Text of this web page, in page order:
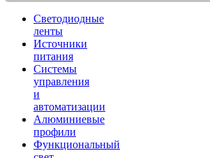
Светодиодные
ленты
Источники
питания
Системы
управления
и
автоматизации
Алюминиевые
профили
Функциональный